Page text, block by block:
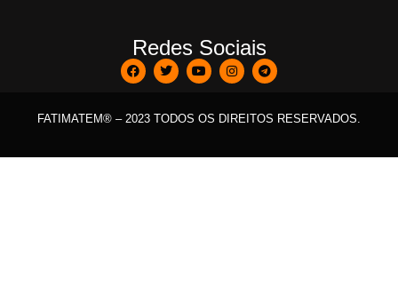
Redes Sociais
FATIMATEM® – 2023 TODOS OS DIREITOS RESERVADOS.